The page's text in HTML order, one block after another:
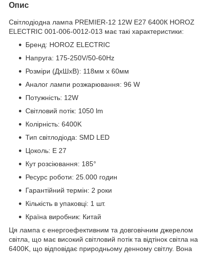
Опис
Світлодіодна лампа PREMIER-12 12W E27 6400К HOROZ
ELECTRIC 001-006-0012-013 має такі характеристики:
Бренд: HOROZ ELECTRIC
Напруга: 175-250V/50-60Hz
Розміри (ДхШхВ): 118мм x 60мм
Аналог лампи розжарювання: 96 W
Потужність: 12W
Світловий потік: 1050 lm
Колірність: 6400K
Тип світлодіода: SMD LED
Цоколь: E 27
Кут розсіювання: 185°
Ресурс роботи: 25.000 годин
Гарантійний термін: 2 роки
Кількість в упаковці: 1 шт.
Країна виробник: Китай
Ця лампа є енергоефективним та довговічним джерелом
світла, що має високий світловий потік та відтінок світла на
6400K, що відповідає природньому денному світлу. Вона